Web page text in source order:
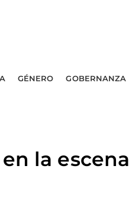
GÉNERO GOBERNANZA
la escena